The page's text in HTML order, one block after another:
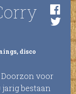
, disco
voor
bestaan